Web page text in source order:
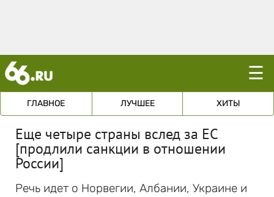
☰
ГЛАВНОЕ ЛУЧШЕЕ ХИТЫ
Еще четыре страны вслед за ЕС
[продлили санкции в отношении
России]
Речь идет о Норвегии, Албании, Украине и